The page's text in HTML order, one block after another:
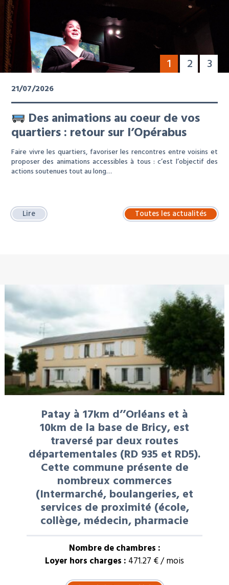
1 2 3
21/07/2026
Des animations au coeur de vos
quartiers : retour sur l’Opérabus
Faire vivre les quartiers, favoriser les rencontres entre voisins et
proposer des animations accessibles à tous : c’est l’objectif des
actions soutenues tout au long…
Lire Toutes les actualités
Patay à 17km d’’Orléans et à
10km de la base de Bricy, est
traversé par deux routes
départementales (RD 935 et RD5).
Cette commune présente de
nombreux commerces
(Intermarché, boulangeries, et
services de proximité (école,
collège, médecin, pharmacie
Nombre de chambres :
Loyer hors charges : 471.27 € / mois